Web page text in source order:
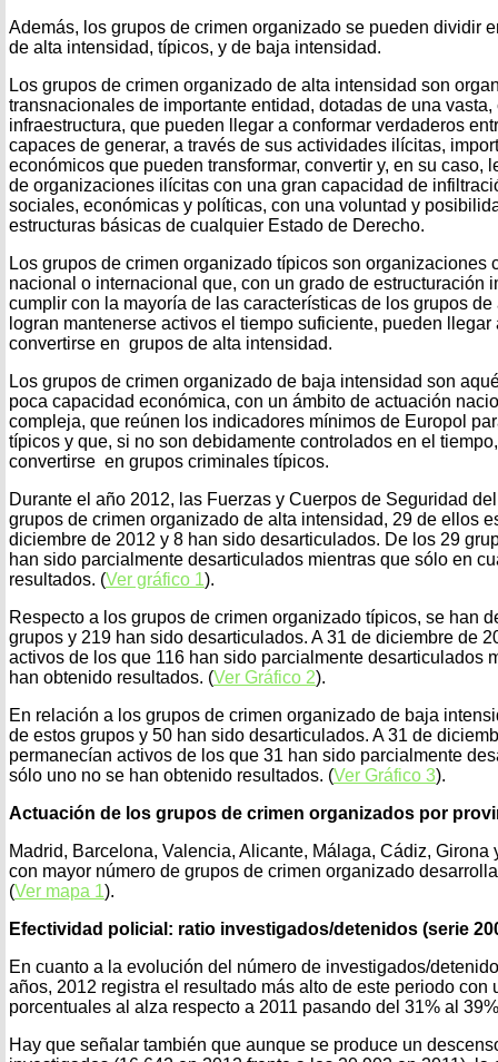
Además, los grupos de crimen organizado se pueden dividir
de alta intensidad, típicos, y de baja intensidad.
Los grupos de crimen organizado de alta intensidad son
transnacionales de importante entidad, dotadas de una
infraestructura, que pueden llegar a conformar verdaderos
capaces de generar, a través de sus actividades ilícitas,
económicos que pueden transformar, convertir y, en su caso,
de organizaciones ilícitas con una gran capacidad de
sociales, económicas y políticas, con una voluntad y
estructuras básicas de cualquier Estado de Derecho.
Los grupos de crimen organizado típicos son organizaciones
nacional o internacional que, con un grado de estructuración
cumplir con la mayoría de las características de los grupos
logran mantenerse activos el tiempo suficiente, pueden
convertirse en grupos de alta intensidad.
Los grupos de crimen organizado de baja intensidad son
poca capacidad económica, con un ámbito de actuación
compleja, que reúnen los indicadores mínimos de Europol
típicos y que, si no son debidamente controlados en el
convertirse en grupos criminales típicos.
Durante el año 2012, las Fuerzas y Cuerpos de Seguridad
grupos de crimen organizado de alta intensidad, 29 de ellos
diciembre de 2012 y 8 han sido desarticulados. De los 29
han sido parcialmente desarticulados mientras que sólo en
resultados. (Ver gráfico 1).
Respecto a los grupos de crimen organizado típicos, se han
grupos y 219 han sido desarticulados. A 31 de diciembre de
activos de los que 116 han sido parcialmente desarticulados
han obtenido resultados. (Ver Gráfico 2).
En relación a los grupos de crimen organizado de baja
de estos grupos y 50 han sido desarticulados. A 31 de
permanecían activos de los que 31 han sido parcialmente
sólo uno no se han obtenido resultados. (Ver Gráfico 3).
Actuación de los grupos de crimen organizados por
Madrid, Barcelona, Valencia, Alicante, Málaga, Cádiz,
con mayor número de grupos de crimen organizado
(Ver mapa 1).
Efectividad policial: ratio investigados/detenidos (serie
En cuanto a la evolución del número de investigados/
años, 2012 registra el resultado más alto de este periodo con
porcentuales al alza respecto a 2011 pasando del 31% al
Hay que señalar también que aunque se produce un